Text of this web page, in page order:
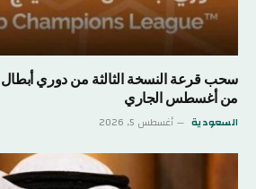
من أغسطس الجاري
السعودية أغسطس 5, 2026